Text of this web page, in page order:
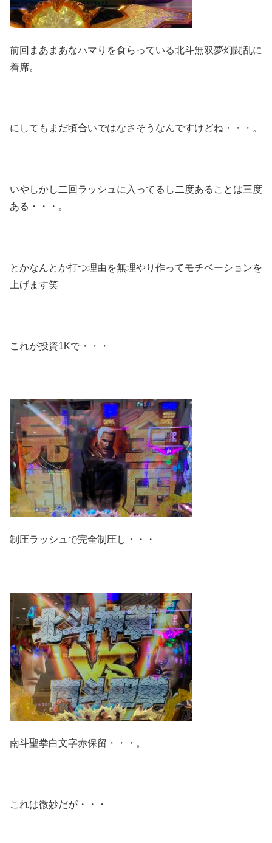
前回まあまあなハマりを食らっている北斗無双夢幻闘乱に
着席。
にしてもまだ頃合いではなさそうなんですけどね・・・。
いやしかし二回ラッシュに入ってるし二度あることは三度
ある・・・。
とかなんとか打つ理由を無理やり作ってモチベーションを
上げます笑
これが投資1Kで・・・
制圧ラッシュで完全制圧し・・・
南斗聖拳白文字赤保留・・・。
これは微妙だが・・・